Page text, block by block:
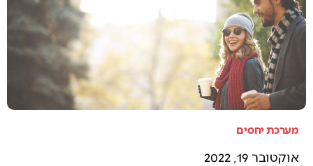
מערכת יחסים
אוקטובר 19, 2022